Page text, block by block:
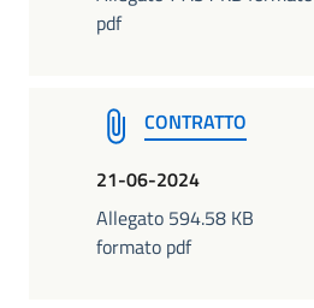
pdf
CONTRATTO
21-06-2024
Allegato 594.58 KB
formato pdf